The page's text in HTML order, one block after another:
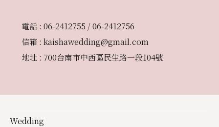
電話 : 06-2412755 / 06-2412756
信箱 : kaishawedding@gmail.com
地址 : 700台南市中西區民生路一段104號
Wedding